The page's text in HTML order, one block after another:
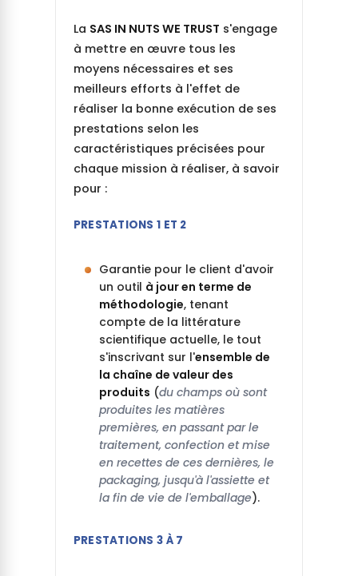
La SAS IN NUTS WE TRUST s'engage
à mettre en œuvre tous les
moyens nécessaires et ses
meilleurs efforts à l'effet de
réaliser la bonne exécution de ses
prestations selon les
caractéristiques précisées pour
chaque mission à réaliser, à savoir
pour :
PRESTATIONS 1 ET 2
Garantie pour le client d'avoir
un outil à jour en terme de
méthodologie, tenant
compte de la littérature
scientifique actuelle, le tout
s'inscrivant sur l'ensemble de
la chaîne de valeur des
produits (du champs où sont
produites les matières
premières, en passant par le
traitement, confection et mise
en recettes de ces dernières, le
packaging, jusqu'à l'assiette et
la fin de vie de l'emballage).
PRESTATIONS 3 À 7